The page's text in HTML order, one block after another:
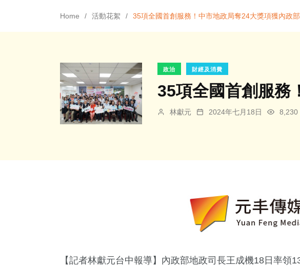
Home 活動花絮 35項全國首創服務！中市地政局奪24大獎項獲內政
政治 財經及消費
35項全國首創服務
林獻元 2024年七月18日 8,230
【記者林獻元台中報導】內政部地政司長王成機18日率領